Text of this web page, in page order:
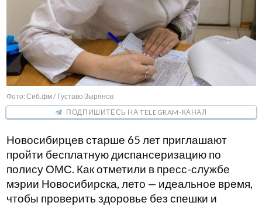
Фото: Сиб.фм / Густаво Зырянов
ПОДПИШИТЕСЬ НА TELEGRAM-КАНАЛ
Новосибирцев старше 65 лет приглашают
пройти бесплатную диспансеризацию по
полису ОМС. Как отметили в пресс-службе
мэрии Новосибирска, лето — идеальное время,
чтобы проверить здоровье без спешки и